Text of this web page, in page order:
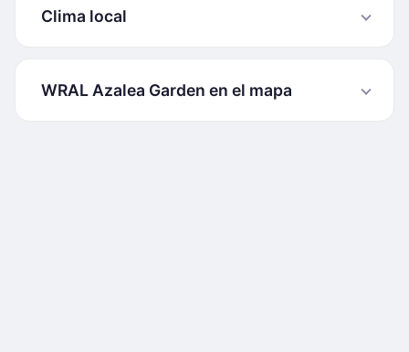
Clima local
WRAL Azalea Garden en el mapa